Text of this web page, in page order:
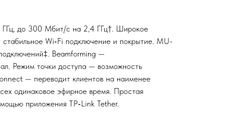
до 300 Мбит/с на 2,4 ГГц†. Широкое
Wi‑Fi подключение и покрытие. MU-
Beamforming —
Режим точки доступа — возможность
— переводит клиентов на наименее
одинаковое эфирное время. Простая
приложения TP‑Link Tether.